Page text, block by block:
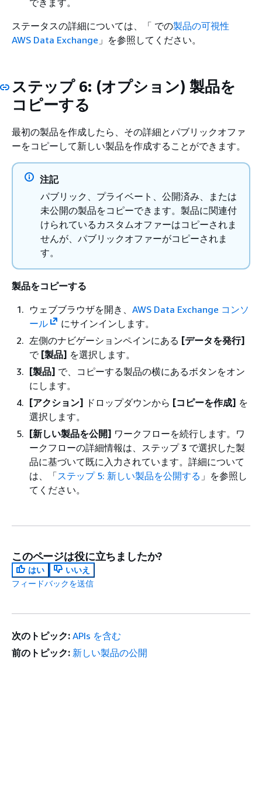
ステータスの詳細については、「 での製品の可視性
AWS Data Exchange 」を参照してください。
ステップ 6: (オプション) 製品を
コピーする
最初の製品を作成したら、その詳細とパブリックオファ
ーをコピーして新しい製品を作成することができます。
注記
パブリック、プライベート、公開済み、または
未公開の製品をコピーできます。製品に関連付
けられているカスタムオファーはコピーされま
せんが、パブリックオファーがコピーされま
す。
製品をコピーする
ウェブブラウザを開き、 AWS Data Exchange コンソ
ール
にサインインします。
左側のナビゲーションペインにある [データを発行]
で [製品] を選択します。
[製品] で、コピーする製品の横にあるボタンをオン
にします。
[アクション]
ドロップダウンから [コピーを作成] を
選択します。
[新しい製品を公開] ワークフローを続行します。ワ
ークフローの詳細情報は、ステップ 3 で選択した製
品に基づいて既に入力されています。詳細について
は、「ステップ 5: 新しい製品を公開する 」を参照し
てください。
このページは役に立ちましたか?
はい
いいえ
フィードバックを送信
次のトピック: APIs を含む
前のトピック: 新しい製品の公開